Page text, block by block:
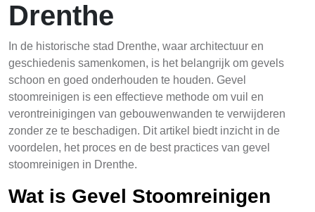
Drenthe
In de historische stad Drenthe, waar architectuur en
geschiedenis samenkomen, is het belangrijk om gevels
schoon en goed onderhouden te houden. Gevel
stoomreinigen is een effectieve methode om vuil en
verontreinigingen van gebouwenwanden te verwijderen
zonder ze te beschadigen. Dit artikel biedt inzicht in de
voordelen, het proces en de best practices van gevel
stoomreinigen in Drenthe.
Wat is Gevel Stoomreinigen